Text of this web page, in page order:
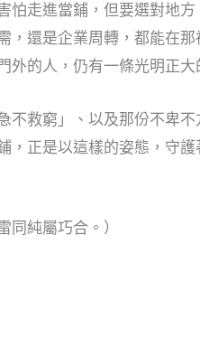
走進當鋪，但要選對地
，還是企業周轉，都能在
的人，仍有一條光明正大
救窮」、以及那份不卑
正是以這樣的姿態，守
同純屬巧合。）